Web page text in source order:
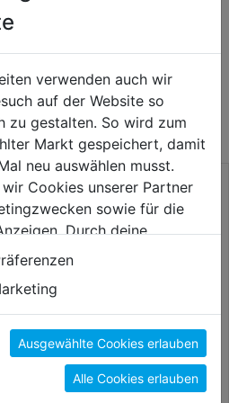
AUS DIESER
Gehrungssägeblatt Bi-Metall
3071 SB
verwenden auch wir
auf der Website so
zu gestalten. So wird zum
Markt gespeichert, damit
neu auswählen musst.
Cookies unserer Partner
sowie für die
Durch deine
Daten von Drittanbieter,
USA, verarbeitet.
erlauben" stimmst du
zu. Unter "Details
Infos zu den
unter "Cookies
auswählen, welche Cookies
Ausgewählte Cookies erlauben
Alle Cookies erlauben